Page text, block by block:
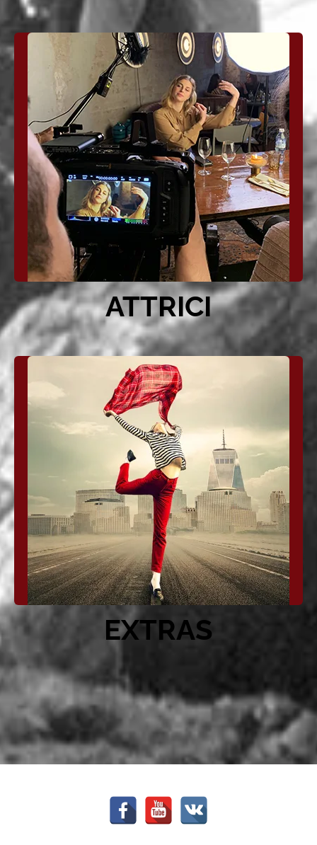
ATTRICI
EXTRAS